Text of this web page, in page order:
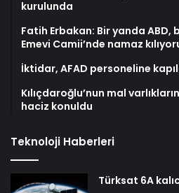
kurulunda
Fatih Erbakan: Bir yanda ABD,
Emevi Camii’nde namaz
İktidar, AFAD personeline
Kılıçdaroğlu’nun mal
haciz konuldu
Teknoloji Haberleri
Türksat 6A